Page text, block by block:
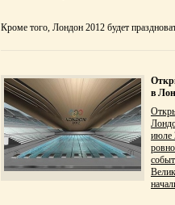
Кроме того, Лондон 2012 будет
в
июле